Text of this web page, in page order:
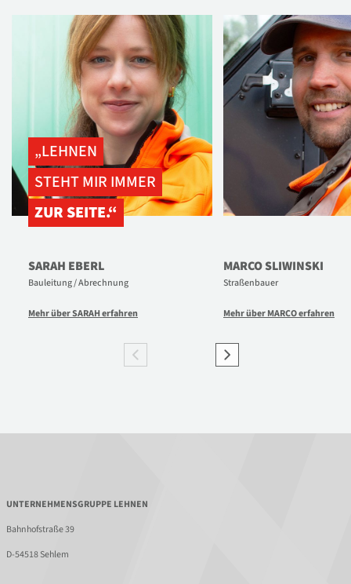
„LEHNEN
STEHT MIR IMMER
ZUR SEITE.“
SARAH EBERL
Bauleitung / Abrechnung
Mehr über SARAH erfahren
MARCO SLIWINSKI
Straßenbauer
Mehr über MARCO erfahren
UNTERNEHMENSGRUPPE LEHNEN
Bahnhofstraße 39
D-54518 Sehlem